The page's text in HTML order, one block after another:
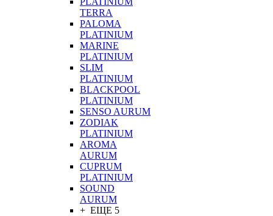
TERRA
PALOMA
PLATINIUM
MARINE
PLATINIUM
SLIM
PLATINIUM
BLACKPOOL
PLATINIUM
SENSO AURUM
ZODIAK
PLATINIUM
AROMA
AURUM
CUPRUM
PLATINIUM
SOUND
AURUM
+ ЕЩЕ 5